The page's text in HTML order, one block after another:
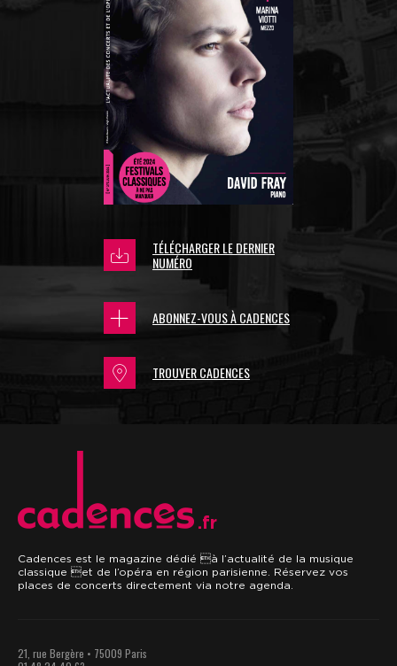
TÉLÉCHARGER LE DERNIER
NUMÉRO
ABONNEZ-VOUS À CADENCES
TROUVER CADENCES
.fr
Cadences est le magazine dédié à l’actualité de la musique
classique et de l’opéra en région parisienne. Réservez vos
places de concerts directement via notre agenda.
21, rue Bergère • 75009 Paris